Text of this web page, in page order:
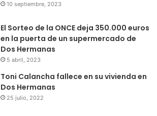
10 septiembre, 2023
El Sorteo de la ONCE deja 350.000 euros
en la puerta de un supermercado de
Dos Hermanas
5 abril, 2023
Toni Calancha fallece en su vivienda en
Dos Hermanas
25 julio, 2022